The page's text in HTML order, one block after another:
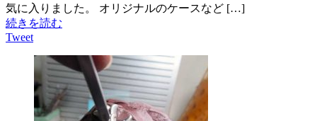
気に入りました。 オリジナルのケースなど […]
続きを読む
Tweet